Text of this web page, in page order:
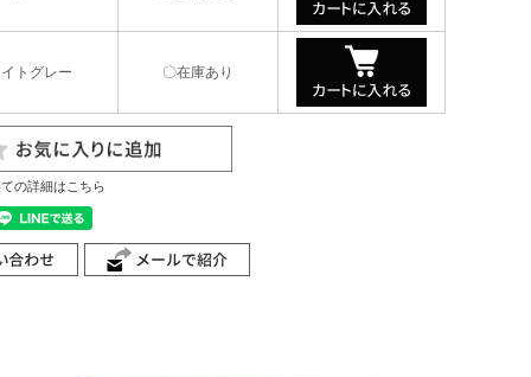
トグレー 〇在庫あり
の詳細はこちら